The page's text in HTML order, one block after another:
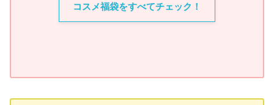
コスメ福袋をすべてチェック！